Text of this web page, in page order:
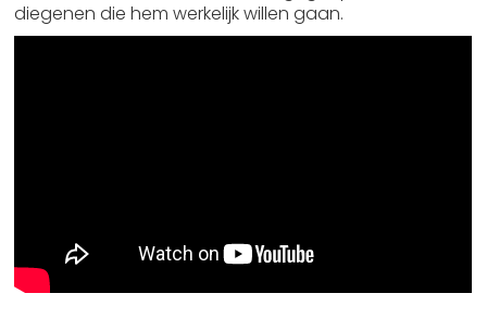
diegenen die hem werkelijk willen gaan.